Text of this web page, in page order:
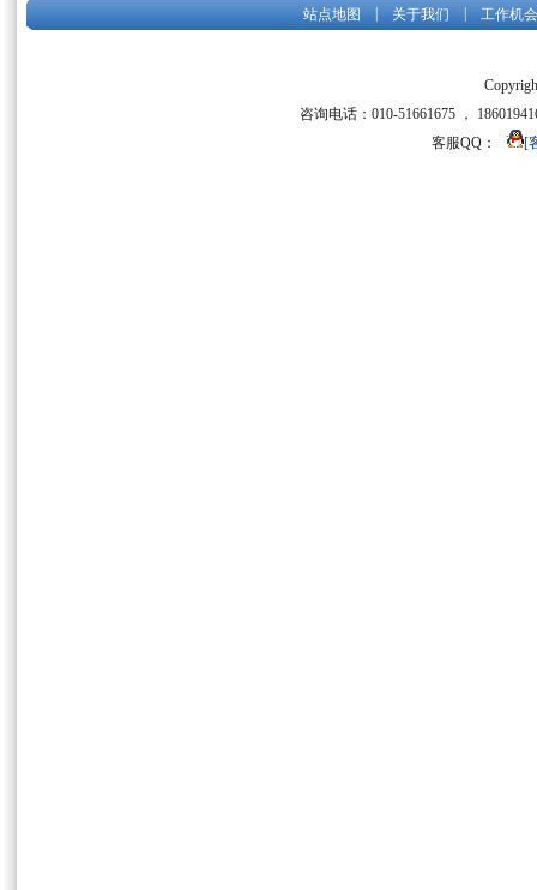
站点地图 关于我们 工作机会
咨询电话：010-51661675 ，
客服QQ：
[